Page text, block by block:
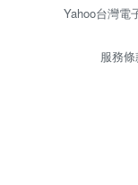
Yahoo台灣電
服務條